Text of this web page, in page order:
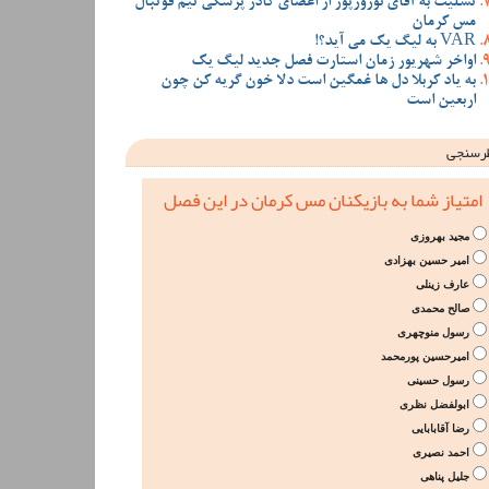
مس کرمان
VAR به لیگ یک می آید؟!
اواخر شهریور زمان استارت فصل جدید لیگ یک
به یاد کربلا دل ها غمگین است دلا خون گریه کن چون
اربعین است
امتیاز شما به بازیکنان مس کرمان در این فصل
مجید بهروزی
امیر حسین بهزادی
عارف زینلی
صالح محمدی
رسول منوچهری
امیرحسین پورمحمد
رسول حسینی
ابولفضل نظری
رضا آقابابایی
احمد نصیری
جلیل پناهی